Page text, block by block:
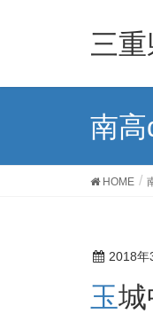
三
南
HOME
2018年
玉